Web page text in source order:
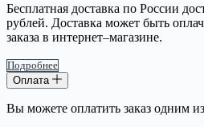
Бесплатная доставка по России
рублей. Доставка может быть
заказа в интернет–магазине.
Подробнее
Оплата
Вы можете оплатить заказ одним